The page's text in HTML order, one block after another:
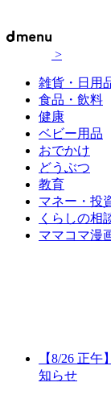
>
雑貨・日用
食品・飲料
健康
ベビー用品
おでかけ
どうぶつ
教育
マネー・投
くらしの相
ママコマ漫
【8/26 正
知らせ